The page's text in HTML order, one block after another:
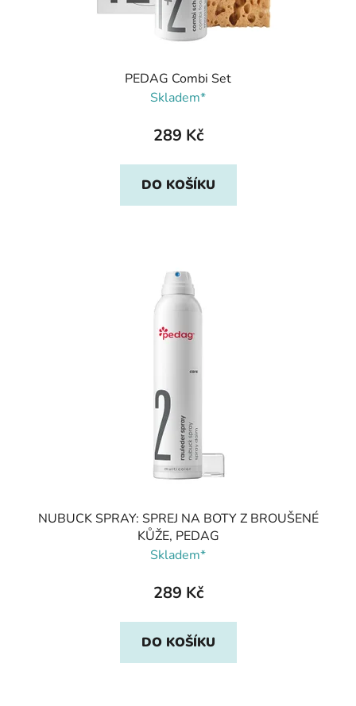
PEDAG Combi Set
Skladem*
289 Kč
DO KOŠÍKU
NUBUCK SPRAY: SPREJ NA BOTY Z BROUŠENÉ
KŮŽE, PEDAG
Skladem*
289 Kč
DO KOŠÍKU